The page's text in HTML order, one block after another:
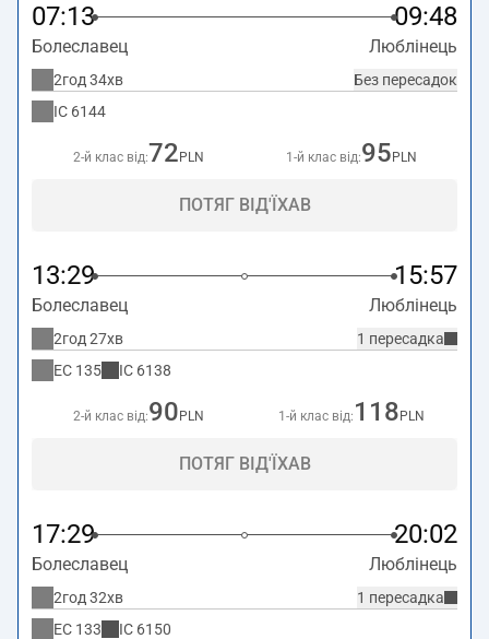
07:13 09:48
Болеславец Люблінець
Без пересадок
2год 34хв
IC 6144
2-й клас від:72 PLN 1-й клас від:95 PLN
ПОТЯГ ВІД'ЇХАВ
13:29 15:57
Болеславец Люблінець
1 пересадка
2год 27хв
EC 135 IC 6138
2-й клас від:90 PLN 1-й клас від: 118 PLN
ПОТЯГ ВІД'ЇХАВ
17:29 20:02
Болеславец Люблінець
1 пересадка
2год 32хв
EC 133 IC 6150